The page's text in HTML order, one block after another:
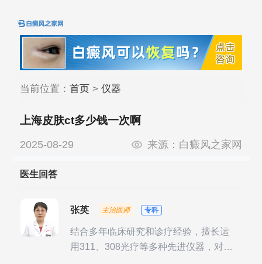
当前位置： 首页> 仪器
上海皮肤ct多少钱一次啊
2025-08-29 来源： 白癜风之家网
医生回答
张英 主治医师 专科
结合多年临床研究和诊疗经验，擅长运
用311、308光疗等多种先进仪器，对不